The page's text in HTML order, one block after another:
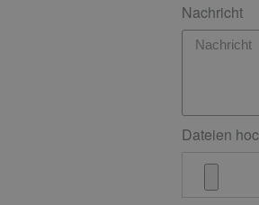
Nachricht
Dateien